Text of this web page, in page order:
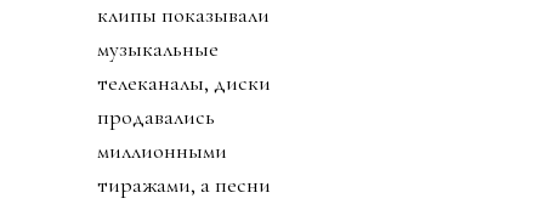
клипы показывали
музыкальные
телеканалы, диски
продавались
миллионными
тиражами, а песни